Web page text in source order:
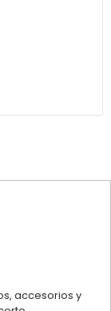
accesorios y